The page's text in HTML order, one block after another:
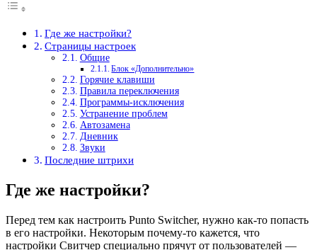
Где же настройки?
Страницы настроек
Общие
Блок «Дополнительно»
Горячие клавиши
Правила переключения
Программы-исключения
Устранение проблем
Автозамена
Дневник
Звуки
Последние штрихи
Где же настройки?
Перед тем как настроить Punto Switcher, нужно как-то попасть
в его настройки. Некоторым почему-то кажется, что
настройки Свитчер специально прячут от пользователей —